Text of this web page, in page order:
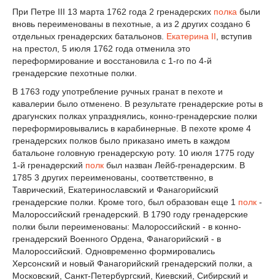
При Петре III 13 марта 1762 года 2 гренадерских полка были
вновь переименованы в пехотные, а из 2 других создано 6
отдельных гренадерских батальонов. Екатерина II , вступив
на престол, 5 июля 1762 года отменила это
переформирование и восстановила с 1-го по 4-й
гренадерские пехотные полки.
В 1763 году употребление ручных гранат в пехоте и
кавалерии было отменено. В результате гренадерские роты в
драгунских полках упразднялись, конно-гренадерские полки
переформировывались в карабинерные. В пехоте кроме 4
гренадерских полков было приказано иметь в каждом
батальоне головную гренадерскую роту. 10 июля 1775 году
1-й гренадерский полк был назван Лейб-гренадерским. В
1785 3 других переименованы, соответственно, в
Таврический, Екатеринославский и Фанагорийский
гренадерские полки. Кроме того, был образован еще 1 полк -
Малороссийский гренадерский. В 1790 году гренадерские
полки были переименованы: Малороссийский - в конно-
гренадерский Военного Ордена, Фанагорийский - в
Малороссийский. Одновременно формировались
Херсонский и новый Фанагорийский гренадерский полки, а
Московский, Санкт-Петербургский, Киевский, Сибирский и